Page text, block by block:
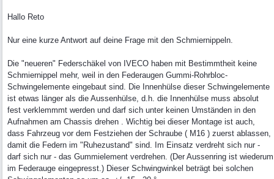
Hallo Reto
Nur eine kurze Antwort auf deine Frage mit den Schmiernippeln.
Die "neueren" Federschäkel von IVECO haben mit Bestimmtheit keine
Schmiernippel mehr, weil in den Federaugen Gummi-Rohrbloc-
Schwingelemente eingebaut sind. Die Innenhülse dieser Schwingelemente
ist etwas länger als die Aussenhülse, d.h. die Innenhülse muss absolut
fest verklemmmt werden und darf sich unter keinen Umständen in den
Aufnahmen am Chassis drehen . Wichtig bei dieser Montage ist auch,
dass Fahrzeug vor dem Festziehen der Schraube ( M16 ) zuerst ablassen,
damit die Federn im "Ruhezustand" sind. Im Einsatz verdreht sich nur -
darf sich nur - das Gummielement verdrehen. (Der Aussenring ist wiederum
im Federauge eingepresst.) Dieser Schwingwinkel beträgt bei solchen